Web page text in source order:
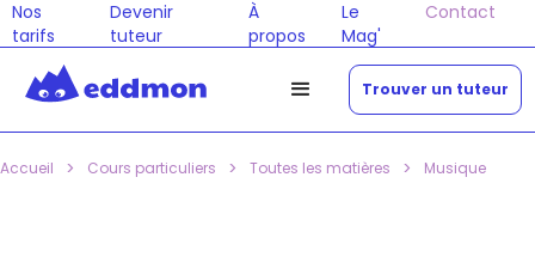
Nos
tarifs
Devenir
tuteur
À
propos
Le
Mag'
Contact
Trouver un tuteur
Accueil > Cours particuliers > Toutes les matières > Musique